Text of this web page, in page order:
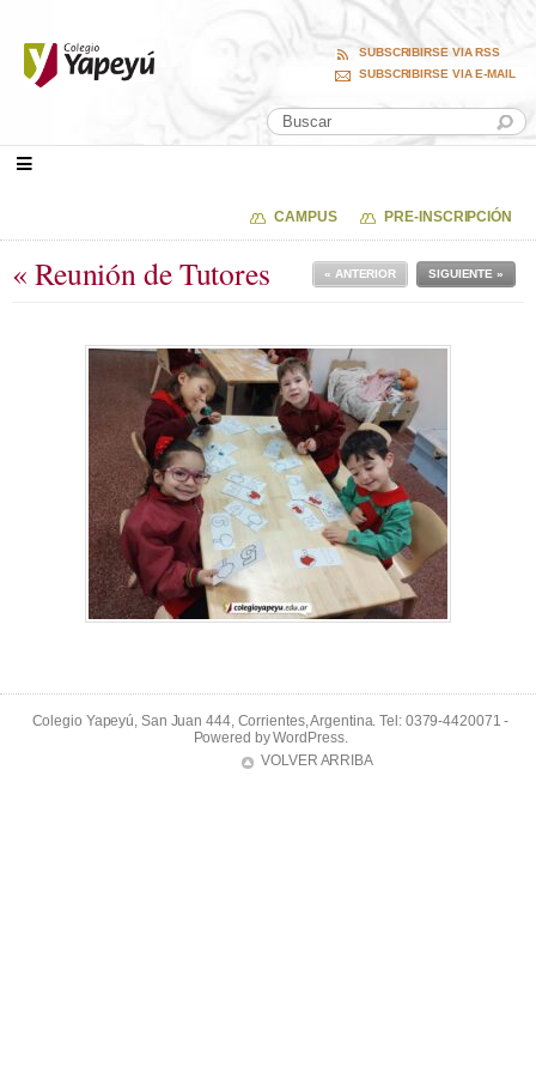
SUBSCRIBIRSE VIA RSS
SUBSCRIBIRSE VIA E-MAIL
CAMPUS PRE-INSCRIPCIÓN
« Reunión de Tutores SIGUIENTE »
« ANTERIOR
Colegio Yapeyú, San Juan 444, Corrientes, Argentina. Tel: 0379-4420071 -
Powered byWordPress.
VOLVER ARRIBA